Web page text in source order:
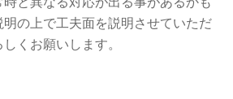
明の上で工夫面を説明させていただ
くお願いします。